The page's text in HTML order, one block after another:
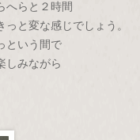
へらと２時間
と変な感じでしょう。
という間で
しみながら